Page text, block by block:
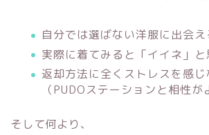
自分では選ばない洋服に出会え
実際に着てみると「イイネ」
返却方法に全くストレスを感じ
（PUDOステーションと相性が
そして何より、